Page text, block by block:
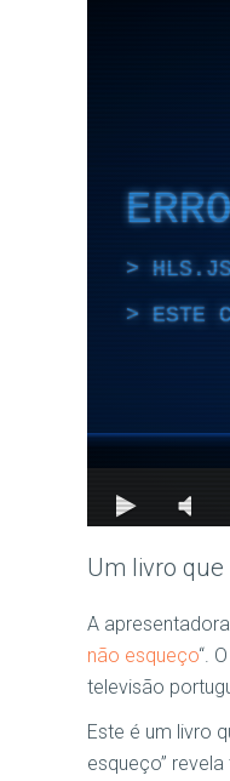
Um livro
A
não esqueço“. O
televisão
Este é um livro
esqueço”